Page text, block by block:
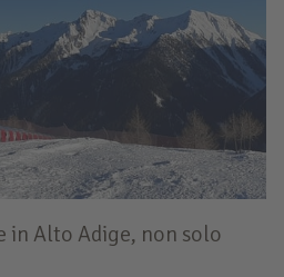
in Alto Adige, non solo